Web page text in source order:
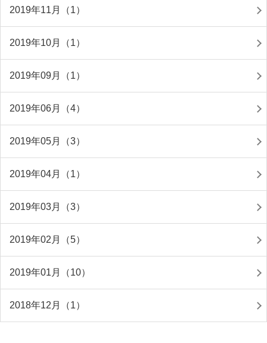
2019年11月（1）
2019年10月（1）
2019年09月（1）
2019年06月（4）
2019年05月（3）
2019年04月（1）
2019年03月（3）
2019年02月（5）
2019年01月（10）
2018年12月（1）